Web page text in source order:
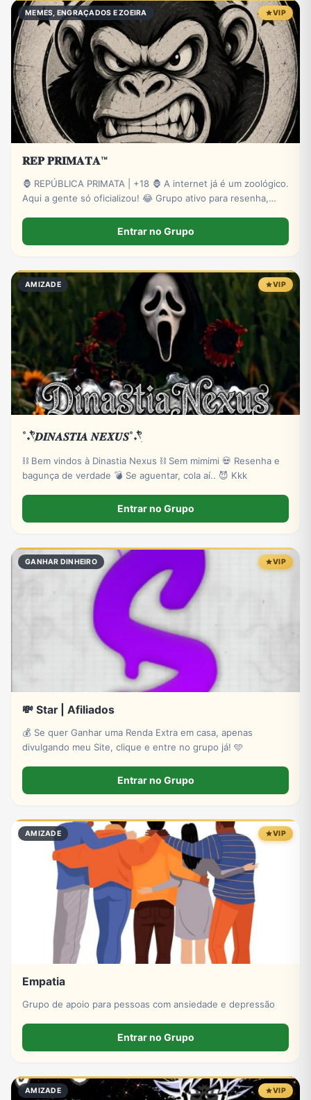
MEMES, ENGRAÇADOS E ZOEIRA VIP
𝐑𝐄𝐏 𝐏𝐑𝐈𝐌𝐀𝐓𝐀™
🦍 REPÚBLICA PRIMATA | +18 🦍 A internet já é um zoológico.
Aqui a gente só oficializou! 😂 Grupo ativo para resenha,
presente e muita interação. Entre para o bando! 🍌🔥 🔞
Exclusivo para maiores.
Entrar no Grupo
AMIZADE VIP
˚˖𓍢ִ໋𝑫𝑰𝑵𝑨𝑺𝑻𝑰𝑨 𝑵𝑬𝑿𝑼𝑺˚˖𓍢ִ໋
⛓️ Bem vindos à Dinastia Nexus ⛓️ Sem mimimi 💀 Resenha e
bagunça de verdade 💣 Se aguentar, cola aí.. 😈 Kkk
Entrar no Grupo
GANHAR DINHEIRO VIP
💸 Star | Afiliados
💰 Se quer Ganhar uma Renda Extra em casa, apenas
divulgando meu Site, clique e entre no grupo já! 🩵
Entrar no Grupo
AMIZADE VIP
Empatia
Grupo de apoio para pessoas com ansiedade e depressão
Entrar no Grupo
AMIZADE VIP